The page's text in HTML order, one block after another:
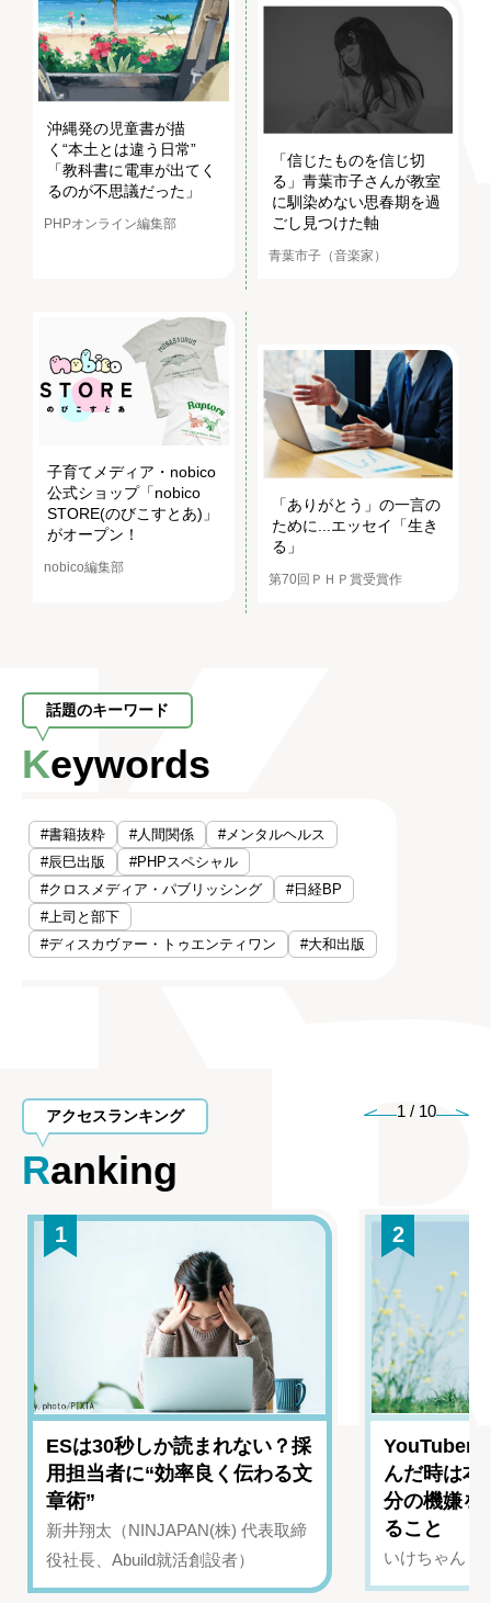
沖縄発の児童書が描
く“本土とは違う日常”
「教科書に電車が出てく
るのが不思議だった」
PHPオンライン編集部
「信じたものを信じ切
る」青葉市子さんが教室
に馴染めない思春期を過
ごし見つけた軸
青葉市子（音楽家）
子育てメディア・nobico
公式ショップ「nobico
STORE(のびこすとあ)」
がオープン！
nobico編集部
「ありがとう」の一言の
ために...エッセイ「生き
る」
第70回ＰＨＰ賞受賞作
話題のキーワード
Keywords
#書籍抜粋 #人間関係
#メンタルヘルス
#辰巳出版
#PHPスペシャル
#クロスメディア・パブリッシング
#日経BP
#上司と部下
#ディスカヴァー・トゥエンティワン
#大和出版
アクセスランキング
Ranking
1 / 10
1
ESは30秒しか読まれない？採
用担当者に“効率良く伝わる文
章術”
新井翔太（NINJAPAN(株) 代表取締
役社長、Abuild就活創設者）
2
YouTuber
んだ時は
分の機嫌を
ること
いけちゃん（